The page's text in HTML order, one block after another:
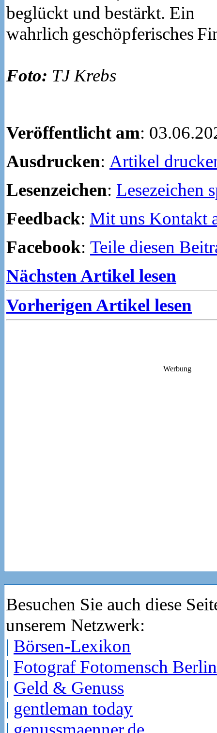
beglückt und bestärkt. Ein
wahrlich geschöpferisches
Foto: TJ Krebs
Veröffentlicht am:
Ausdrucken: Artikel
Lesenzeichen: Lesezeichen
Feedback: Mit uns Kontakt
Facebook: Teile diesen
Nächsten Artikel lesen
Vorherigen Artikel lesen
Werbung
Besuchen Sie auch diese
unserem Netzwerk:
| Börsen-Lexikon
| Fotograf Fotomensch Berlin
| Geld & Genuss
| gentleman today